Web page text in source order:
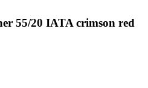
55/20 IATA crimson red